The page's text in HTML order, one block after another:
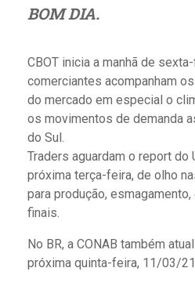
BOM DIA.
CBOT inicia a manhã de
comerciantes acompanham
do mercado em especial o
os movimentos de demanda
do Sul.
Traders aguardam o report do
próxima terça-feira, de olho
para produção,
finais.
No BR, a CONAB também
próxima quinta-feira, 11/03/